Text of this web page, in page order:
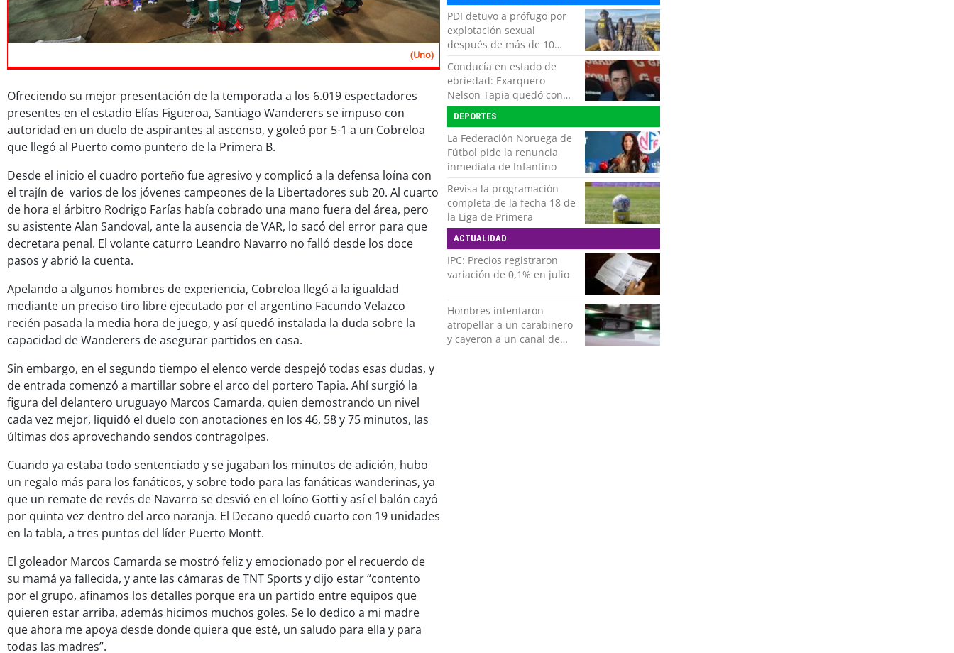
(Uno)
Ofreciendo su mejor presentación de la temporada a los 6.019 espectadores
presentes en el estadio Elías Figueroa, Santiago Wanderers se impuso con
autoridad en un duelo de aspirantes al ascenso, y goleó por 5-1 a un Cobreloa
que llegó al Puerto como puntero de la Primera B.
Desde el inicio el cuadro porteño fue agresivo y complicó a la defensa loína con
el trajín de varios de los jóvenes campeones de la Libertadores sub 20. Al cuarto
de hora el árbitro Rodrigo Farías había cobrado una mano fuera del área, pero
su asistente Alan Sandoval, ante la ausencia de VAR, lo sacó del error para que
decretara penal. El volante caturro Leandro Navarro no falló desde los doce
pasos y abrió la cuenta.
Apelando a algunos hombres de experiencia, Cobreloa llegó a la igualdad
mediante un preciso tiro libre ejecutado por el argentino Facundo Velazco
recién pasada la media hora de juego, y así quedó instalada la duda sobre la
capacidad de Wanderers de asegurar partidos en casa.
Sin embargo, en el segundo tiempo el elenco verde despejó todas esas dudas, y
de entrada comenzó a martillar sobre el arco del portero Tapia. Ahí surgió la
figura del delantero uruguayo Marcos Camarda, quien demostrando un nivel
cada vez mejor, liquidó el duelo con anotaciones en los 46, 58 y 75 minutos, las
últimas dos aprovechando sendos contragolpes.
Cuando ya estaba todo sentenciado y se jugaban los minutos de adición, hubo
un regalo más para los fanáticos, y sobre todo para las fanáticas wanderinas, ya
que un remate de revés de Navarro se desvió en el loíno Gotti y así el balón cayó
por quinta vez dentro del arco naranja. El Decano quedó cuarto con 19 unidades
en la tabla, a tres puntos del líder Puerto Montt.
El goleador Marcos Camarda se mostró feliz y emocionado por el recuerdo de
su mamá ya fallecida, y ante las cámaras de TNT Sports y dijo estar “contento
por el grupo, afinamos los detalles porque era un partido entre equipos que
quieren estar arriba, además hicimos muchos goles. Se lo dedico a mi madre
que ahora me apoya desde donde quiera que esté, un saludo para ella y para
todas las madres”.
PDI detuvo a prófugo por
explotación sexual
después de más de 10
horas de navegación en la
zona austral
Conducía en estado de
ebriedad: Exarquero
Nelson Tapia quedó con
lesiones graves tras
accidente vehicular
DEPORTES
La Federación Noruega de
Fútbol pide la renuncia
inmediata de Infantino
Revisa la programación
completa de la fecha 18 de
la Liga de Primera
ACTUALIDAD
IPC: Precios registraron
variación de 0,1% en julio
Hombres intentaron
atropellar a un carabinero
y cayeron a un canal de